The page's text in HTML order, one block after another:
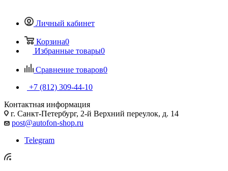
Личный кабинет
Корзина0
Избранные товары0
Сравнение товаров0
+7 (812) 309-44-10
Контактная информация
г. Санкт-Петербург, 2-й Верхний переулок, д. 14
post@autofon-shop.ru
Telegram